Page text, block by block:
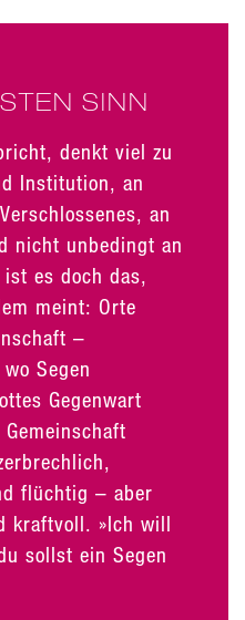
SINN
denkt viel zu
Institution, an
an
nicht unbedingt an
es doch das,
meint: Orte
–
Segen
Gegenwart
flüchtig – aber
kraftvoll. »Ich will
sollst ein Segen